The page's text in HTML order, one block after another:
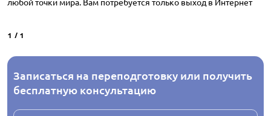
1 / 1
Записаться на переподготовку или получить
бесплатную консультацию